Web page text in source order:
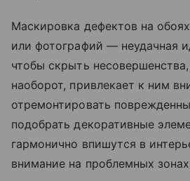
Маскировка дефектов на
или фотографий — неудачная
чтобы скрыть
наоборот, привлекает к ним
отремонтировать
подобрать декоративные
гармонично впишутся в
внимание на проблемных